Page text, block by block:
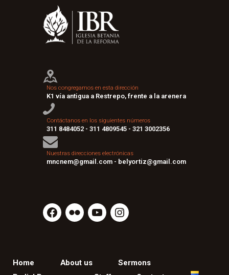
Nos congregamos en esta dirección
K1 vía antigua a Restrepo, frente a la arenera
Contáctanos en los siguientes números
311 8484052 - 311 4809545 - 321 3002356
Nuestras direcciones electrónicas
mncnem@gmail.com - belyortiz@gmail.com
Home About us
Sermons